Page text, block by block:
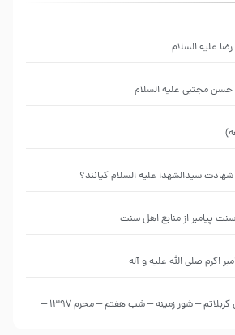
علیه السلام
حسن مجتبی علیه السلام
سیدالشهدا علیه ‌السلام کیانند؟
پیامبر از منابع اهل سنت
اکرم صلی الله علیه و آله
من غلام نوکراتم من عاشق کربلاتم – شور زمینه – شب هفتم – محرم 1397 –